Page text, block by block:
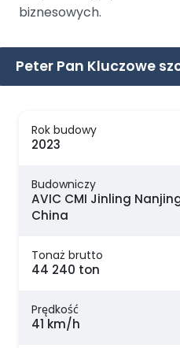
biznesowych.
Peter Pan Kluczowe
Rok budowy
2023
Budowniczy
AVIC CMI Jinling
China
Tonaż brutto
44 240 ton
Prędkość
41 km/h